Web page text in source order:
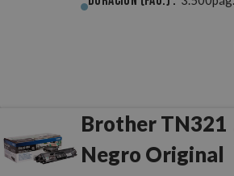
Brother TN321
Negro Original